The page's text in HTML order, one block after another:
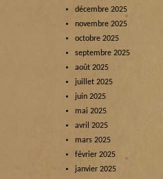
décembre 2025
novembre 2025
octobre 2025
septembre 2025
août 2025
juillet 2025
juin 2025
mai 2025
avril 2025
mars 2025
février 2025
janvier 2025